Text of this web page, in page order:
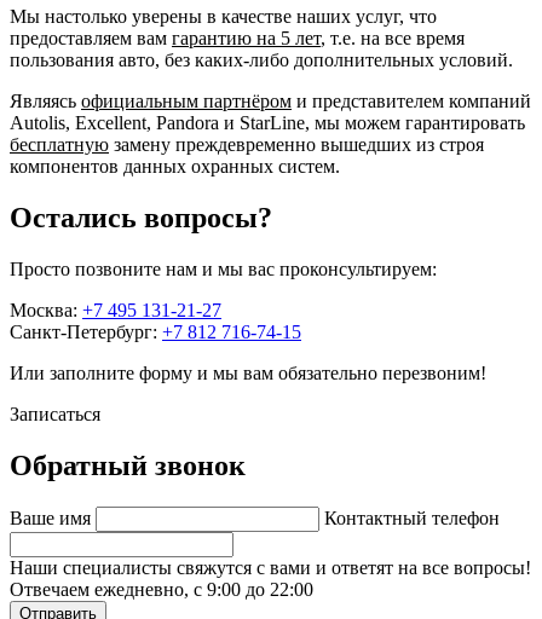
Мы настолько уверены в качестве наших услуг, что
предоставляем вам гарантию на 5 лет, т.е. на все время
пользования авто, без каких-либо дополнительных условий.
Являясь официальным партнёром и представителем компаний
Autolis, Excellent, Pandora и StarLine, мы можем гарантировать
бесплатную замену преждевременно вышедших из строя
компонентов данных охранных систем.
Остались вопросы?
Просто позвоните нам и мы вас проконсультируем:
Москва: +7 495 131-21-27
Санкт-Петербург: +7 812 716-74-15
Или заполните форму и мы вам обязательно перезвоним!
Записаться
Обратный звонок
Ваше имя Контактный телефон
Наши специалисты свяжутся с вами и ответят на все вопросы!
Отвечаем ежедневно, с 9:00 до 22:00
Отправить